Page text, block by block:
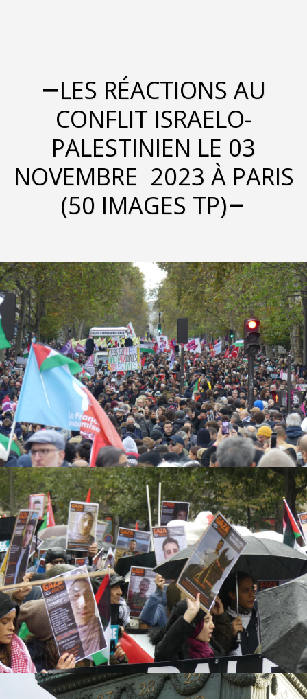
LES RÉACTIONS AU
CONFLIT ISRAELO-
PALESTINIEN LE 03
NOVEMBRE 2023 À PARIS
(50 IMAGES TP)